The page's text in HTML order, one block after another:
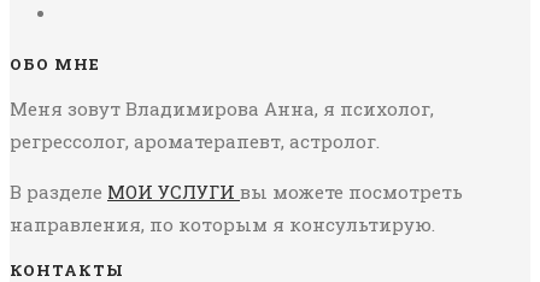
ОБО МНЕ
Меня зовут Владимирова Анна, я психолог,
регрессолог, ароматерапевт, астролог.
В разделе МОИ УСЛУГИ вы можете посмотреть
направления, по которым я консультирую.
КОНТАКТЫ